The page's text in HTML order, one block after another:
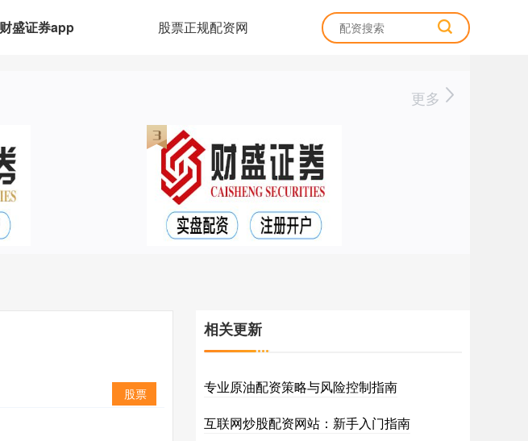
财盛证券app 股票正规配资网
更多
股票
相关更新
专业原油配资策略与风险控制指南
互联网炒股配资网站：新手入门指南